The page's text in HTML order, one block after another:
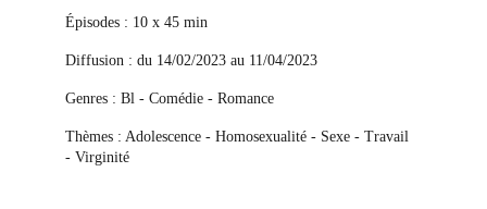
Épisodes : 10 x 45 min
Diffusion : du 14/02/2023 au 11/04/2023
Genres : Bl - Comédie - Romance
Thèmes : Adolescence - Homosexualité - Sexe - Travail
- Virginité